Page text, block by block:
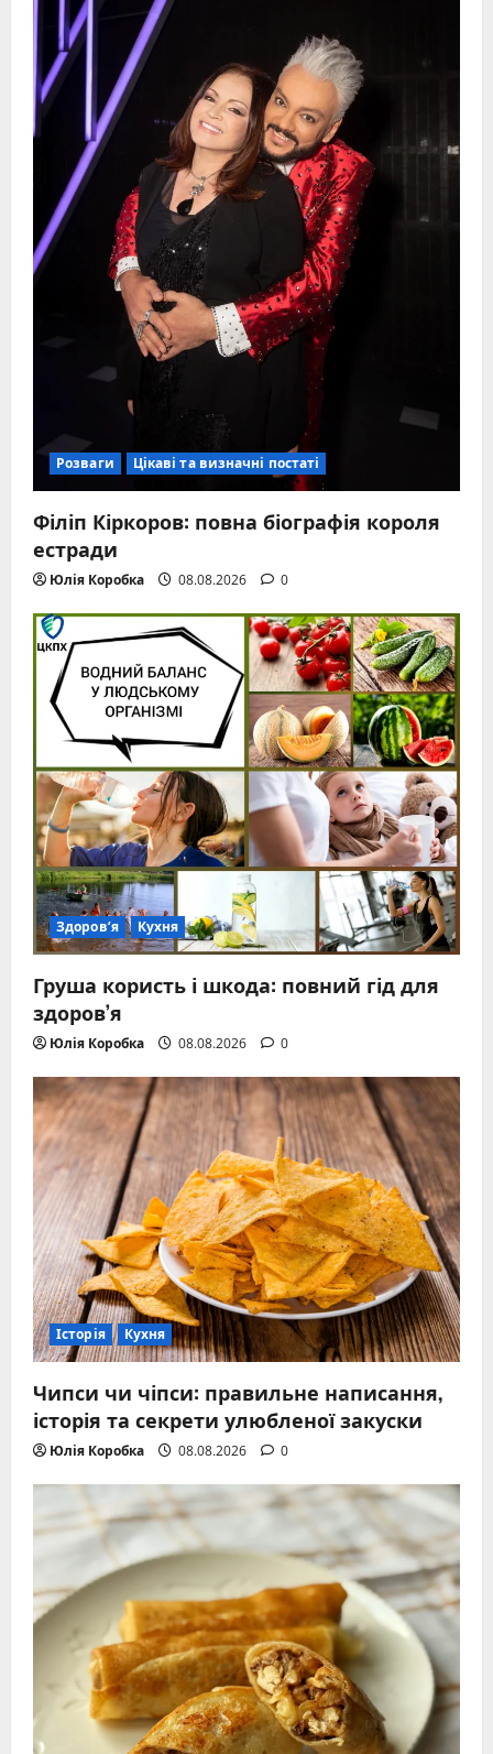
Розваги Цікаві та визначні постаті
Філіп Кіркоров: повна біографія короля
естради
Юлія Коробка 08.08.2026 0
Здоров’я Кухня
Груша користь і шкода: повний гід для
здоров’я
Юлія Коробка 08.08.2026 0
Історія Кухня
Чипси чи чіпси: правильне написання,
історія та секрети улюбленої закуски
Юлія Коробка 08.08.2026 0